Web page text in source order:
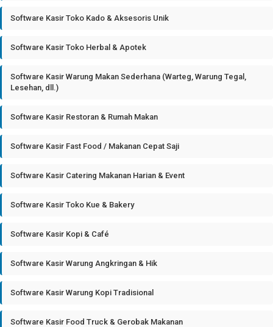
Software Kasir Toko Kado & Aksesoris Unik
Software Kasir Toko Herbal & Apotek
Software Kasir Warung Makan Sederhana (Warteg, Warung Tegal,
Lesehan, dll.)
Software Kasir Restoran & Rumah Makan
Software Kasir Fast Food / Makanan Cepat Saji
Software Kasir Catering Makanan Harian & Event
Software Kasir Toko Kue & Bakery
Software Kasir Kopi & Café
Software Kasir Warung Angkringan & Hik
Software Kasir Warung Kopi Tradisional
Software Kasir Food Truck & Gerobak Makanan